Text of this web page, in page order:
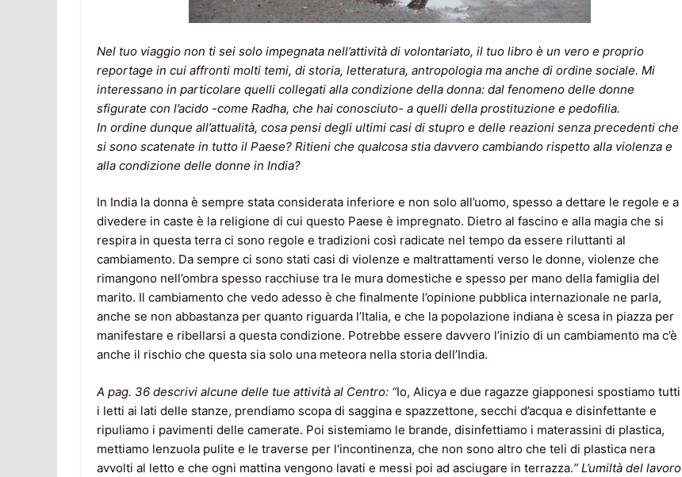
Nel tuo viaggio non ti sei solo impegnata nell’attività di volontariato, il tuo libro è un vero e proprio
reportage in cui affronti molti temi, di storia, letteratura, antropologia ma anche di ordine sociale. Mi
interessano in particolare quelli collegati alla condizione della donna: dal fenomeno delle donne
sfigurate con l’acido -come Radha, che hai conosciuto- a quelli della prostituzione e pedofilia.
In ordine dunque all’attualità, cosa pensi degli ultimi casi di stupro e delle reazioni senza precedenti che
si sono scatenate in tutto il Paese? Ritieni che qualcosa stia davvero cambiando rispetto alla violenza e
alla condizione delle donne in India?
In India la donna è sempre stata considerata inferiore e non solo all’uomo, spesso a dettare le regole e a
divedere in caste è la religione di cui questo Paese è impregnato. Dietro al fascino e alla magia che si
respira in questa terra ci sono regole e tradizioni così radicate nel tempo da essere riluttanti al
cambiamento. Da sempre ci sono stati casi di violenze e maltrattamenti verso le donne, violenze che
rimangono nell’ombra spesso racchiuse tra le mura domestiche e spesso per mano della famiglia del
marito. Il cambiamento che vedo adesso è che finalmente l’opinione pubblica internazionale ne parla,
anche se non abbastanza per quanto riguarda l’Italia, e che la popolazione indiana è scesa in piazza per
manifestare e ribellarsi a questa condizione. Potrebbe essere davvero l’inizio di un cambiamento ma c’è
anche il rischio che questa sia solo una meteora nella storia dell’India.
A pag. 36 descrivi alcune delle tue attività al Centro: “Io, Alicya e due ragazze giapponesi spostiamo tutti
i letti ai lati delle stanze, prendiamo scopa di saggina e spazzettone, secchi d’acqua e disinfettante e
ripuliamo i pavimenti delle camerate. Poi sistemiamo le brande, disinfettiamo i materassini di plastica,
mettiamo lenzuola pulite e le traverse per l‘incontinenza, che non sono altro che teli di plastica nera
avvolti al letto e che ogni mattina vengono lavati e messi poi ad asciugare in terrazza.” L’umiltà del lavoro